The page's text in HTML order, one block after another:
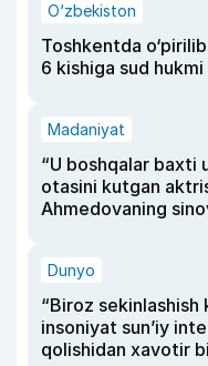
O‘zbekiston
Toshkentda
6 kishiga sud hukmi
Madaniyat
“U boshqalar baxti
otasini kutgan
Ahmedovaning
Dunyo
“Biroz sekinlashish
insoniyat sun’iy
qolishidan xavotir